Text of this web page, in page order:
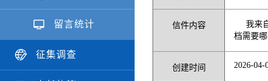
留言统计
征集调查
信件内容
我来
档需要
创建时间 2026-04-